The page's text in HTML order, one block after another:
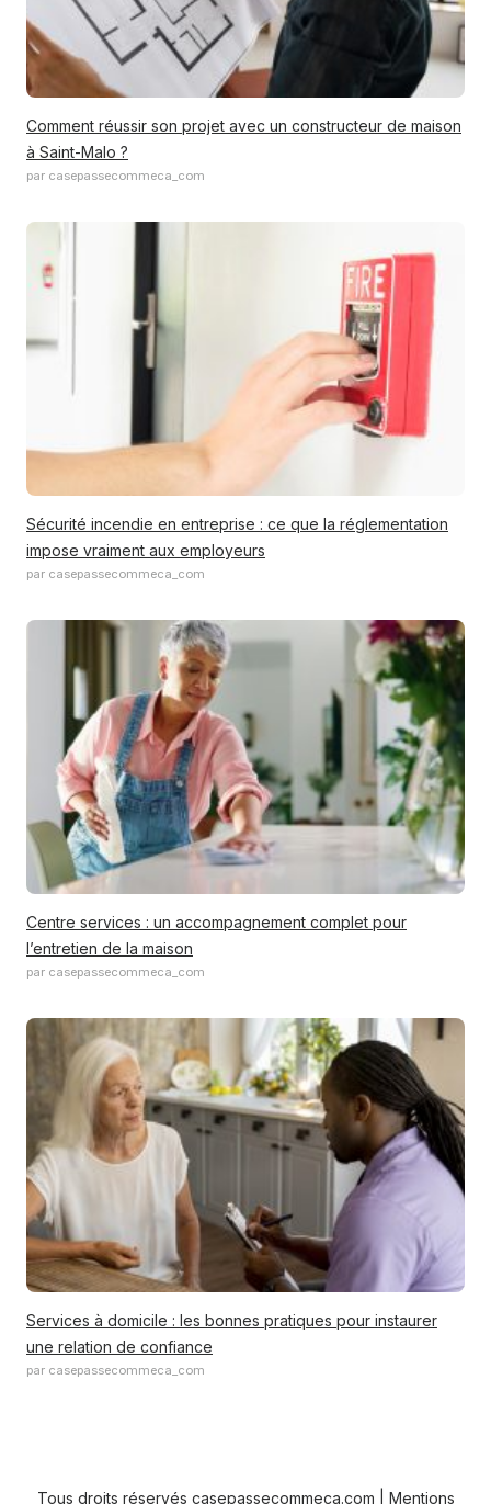
Comment réussir son projet avec un constructeur de maison
à Saint-Malo ?
par casepassecommeca_com
Sécurité incendie en entreprise : ce que la réglementation
impose vraiment aux employeurs
par casepassecommeca_com
Centre services : un accompagnement complet pour
l’entretien de la maison
par casepassecommeca_com
Services à domicile : les bonnes pratiques pour instaurer
une relation de confiance
par casepassecommeca_com
Tous droits réservés casepassecommeca.com | Mentions